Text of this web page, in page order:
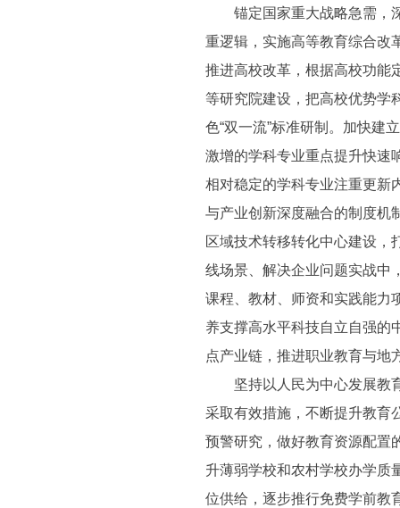
锚定国家重大战略急需，深
重逻辑，实施高等教育综合改
推进高校改革，根据高校功能
等研究院建设，把高校优势学
色“双一流”标准研制。加快建
激增的学科专业重点提升快速
相对稳定的学科专业注重更新
与产业创新深度融合的制度机
区域技术转移转化中心建设，
线场景、解决企业问题实战中
课程、教材、师资和实践能力
养支撑高水平科技自立自强的
点产业链，推进职业教育与地
坚持以人民为中心发展教育
采取有效措施，不断提升教育
预警研究，做好教育资源配置
升薄弱学校和农村学校办学质
位供给，逐步推行免费学前教